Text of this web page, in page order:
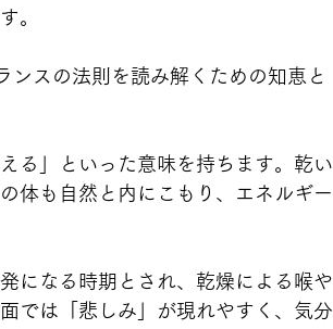
。
ンスの法則を読み解くための知恵と
る」といった意味を持ちます。乾い
体も自然と内にこもり、エネルギー
になる時期とされ、乾燥による喉や
では「悲しみ」が現れやすく、気分